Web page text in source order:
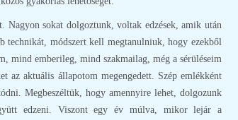
sokat dolgoztunk, voltak edzések, amik után
technikát, módszert kell megtanulniuk, hogy ezekből
mind emberileg, mind szakmailag, még a sérüléseim
aktuális állapotom megengedett. Szép emlékként
Megbeszéltük, hogy amennyire lehet, dolgozunk
edzeni. Viszont egy év múlva, mikor lejár a